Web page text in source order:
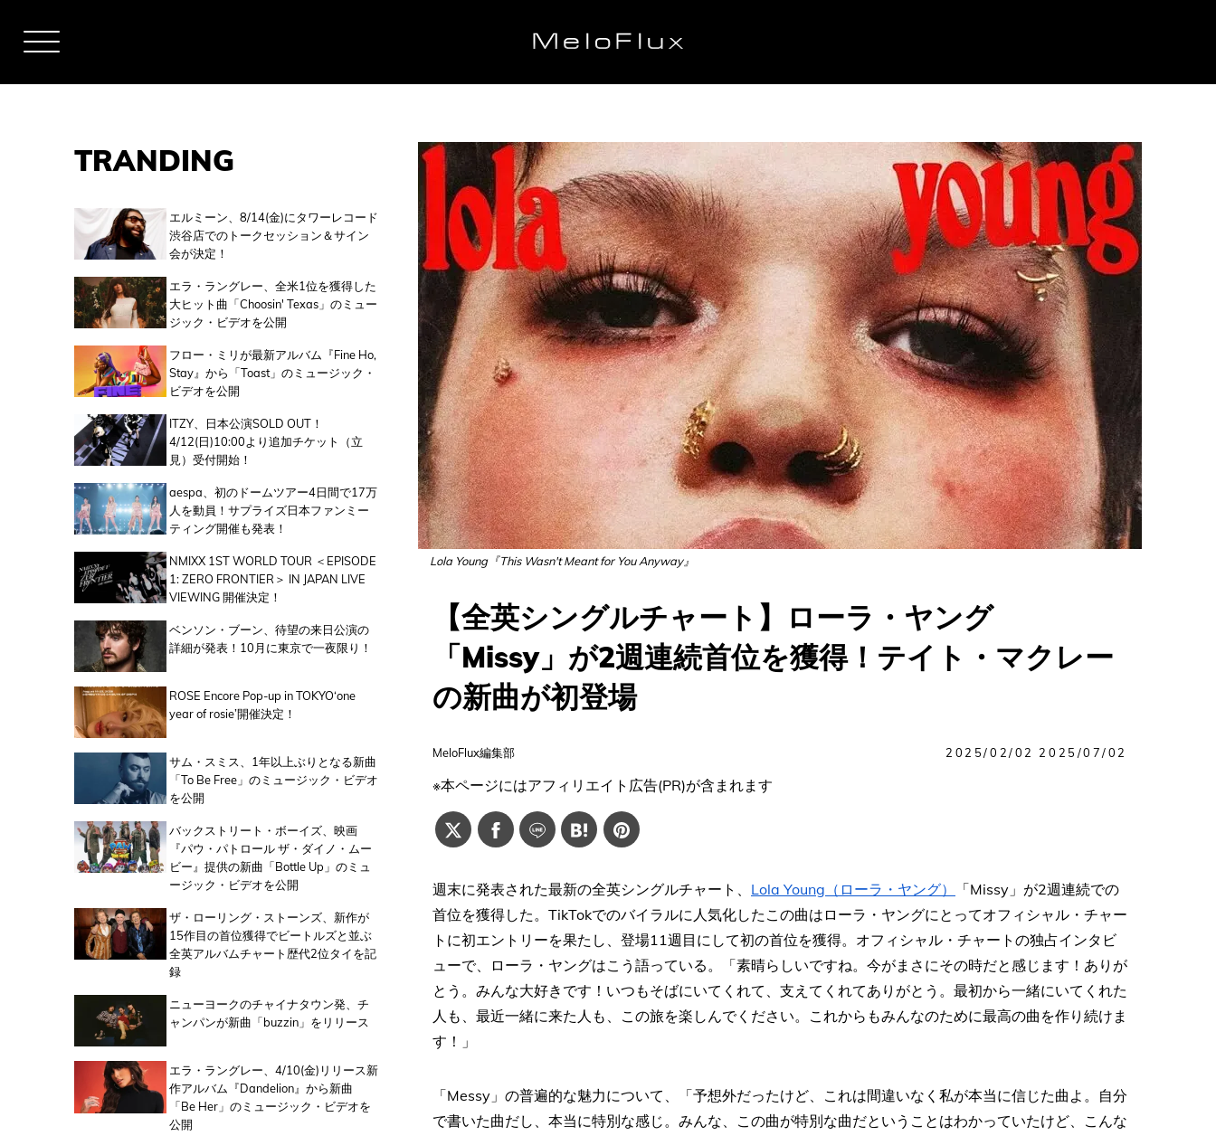
Lola Young『This Wasn't Meant for You Anyway』
【全英シングルチャート】ローラ・ヤング
「Missy」が2週連続首位を獲得！テイト・マクレー
の新曲が初登場
MeloFlux編集部 2025/02/02 2025/07/02
※本ページにはアフィリエイト広告(PR)が含まれます
週末に発表された最新の全英シングルチャート、 Lola Young（ローラ・ヤング）
「Missy」が2週連続での
首位を獲得した。TikTokでのバイラルに人気化したこの曲はローラ・ヤングにとってオフィシャル・チャー
トに初エントリーを果たし、登場11週目にして初の首位を獲得。オフィシャル・チャートの独占インタビ
ューで、ローラ・ヤングはこう語っている。「素晴らしいですね。今がまさにその時だと感じます！ありが
とう。みんな大好きです！いつもそばにいてくれて、支えてくれてありがとう。最初から一緒にいてくれた
人も、最近一緒に来た人も、この旅を楽しんでください。これからもみんなのために最高の曲を作り続けま
す！」
「Messy」の普遍的な魅力について、「予想外だったけど、これは間違いなく私が本当に信じた曲よ。自分
で書いた曲だし、本当に特別な感じ。みんな、この曲が特別な曲だということはわかっていたけど、こんな
TRANDING
エルミーン、8/14(金)にタワーレコード
渋谷店でのトークセッション＆サイン
会が決定！
エラ・ラングレー、全米1位を獲得した
大ヒット曲「Choosin' Texas」のミュー
ジック・ビデオを公開
フロー・ミリが最新アルバム『Fine Ho,
Stay』から「Toast」のミュージック・
ビデオを公開
ITZY、日本公演SOLD OUT！
4/12(日)10:00より追加チケット（立
見）受付開始！
aespa、初のドームツアー4日間で17万
人を動員！サプライズ日本ファンミー
ティング開催も発表！
NMIXX 1ST WORLD TOUR ＜EPISODE
1: ZERO FRONTIER＞ IN JAPAN LIVE
VIEWING 開催決定！
ベンソン・ブーン、待望の来日公演の
詳細が発表！10月に東京で一夜限り！
ROSE Encore Pop-up in TOKYO‘one
year of rosie’開催決定！
サム・スミス、1年以上ぶりとなる新曲
「To Be Free」のミュージック・ビデオ
を公開
バックストリート・ボーイズ、映画
『パウ・パトロール ザ・ダイノ・ムー
ビー』提供の新曲「Bottle Up」のミュ
ージック・ビデオを公開
ザ・ローリング・ストーンズ、新作が
15作目の首位獲得でビートルズと並ぶ
全英アルバムチャート歴代2位タイを記
録
ニューヨークのチャイナタウン発、チ
ャンパンが新曲「buzzin」をリリース
エラ・ラングレー、4/10(金)リリース新
作アルバム『Dandelion』から新曲
「Be Her」のミュージック・ビデオを
公開